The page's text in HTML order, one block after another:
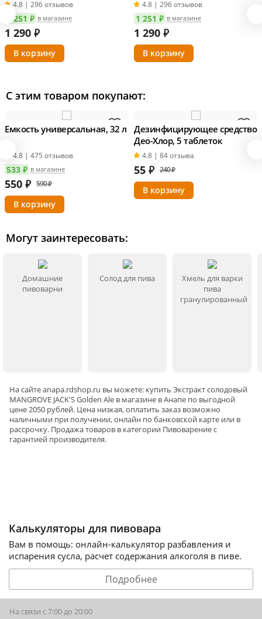
Добавьте воды, доведя общий объем до 23
литров.
Рассыпьте дрожжи по поверхности сусла и
Разлейте пиво по бутылкам и
прокарбонизируйте его.
Наслаждайтесь вкусом настоящего домашнего
пива!
Более подробная инструкция по использованию
приложена в комплекте с солодовым экстрактом.
Один набор рассчитан на получение 23 литров
пива.
Характеристики
Бренд — Mangrove Jacks
Страна производства — Соединенное
Вид — солодовый экстракт
Информация о технических характеристиках, комплектации и
внешнем виде товара основывается на последних доступных
4.8 | 296 отзывов
1 251 ₽ в магазине
1 290 ₽
4.8 | 296 отзывов
1 251 ₽ в магазине
1 290 ₽
С этим товаром покупают:
Емкость универсальная, 32 л
4.8 | 475 отзывов
533 ₽ в магазине
550 ₽ 590 ₽
Дезинфицирующее средство
Део-Хлор, 5 таблеток
4.8 | 84 отзыва
55 ₽ 240 ₽
Могут заинтересовать:
Домашние
пивоварни
Солод для пива
Хмель для варки
пива
гранулированный
На сайтеanapa.rdshop.ru вы можете: купить Экстракт солодовый
MANGROVE JACK'S Golden Ale в магазине в Анапе по выгодной
цене 2050 рублей. Цена низкая, оплатить заказ возможно
наличными при получении, онлайн по банковской карте или в
рассрочку. Продажа товаров в категории Пивоварениес
гарантией производителя.
Калькуляторы для пивовара
Вам в помощь: онлайн-калькулятор разбавления и
испарения сусла, расчет содержания алкоголя в пиве.
Подробнее
На связи с 7:00 до 20:00